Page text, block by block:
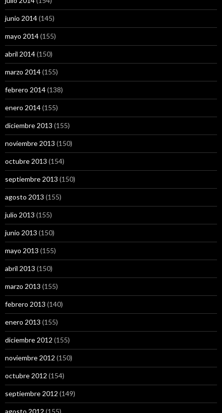
junio 2014(145)
mayo 2014(155)
abril 2014(150)
marzo 2014(155)
febrero 2014(138)
enero 2014(155)
diciembre 2013 (155)
noviembre 2013 (150)
octubre 2013 (154)
septiembre 2013 (150)
agosto 2013 (155)
julio 2013 (155)
junio 2013 (150)
mayo 2013 (155)
abril 2013 (150)
marzo 2013 (155)
febrero 2013 (140)
enero 2013 (155)
diciembre 2012 (155)
noviembre 2012 (150)
octubre 2012 (154)
septiembre 2012 (149)
agosto 2012 (155)